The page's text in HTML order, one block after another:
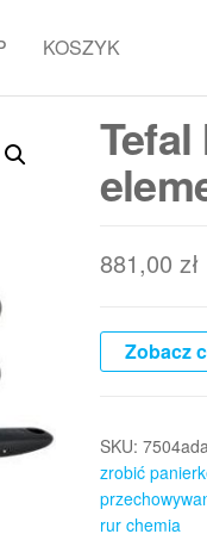
KOSZYK
881,00 zł
Zobacz
SKU:
zrobić
rur chemia